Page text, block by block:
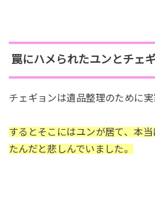
罠にハメられたユンとチェ
チェギョンは遺品整理のために実
するとそこにはユンが居て、本
たんだと悲しんでいました。